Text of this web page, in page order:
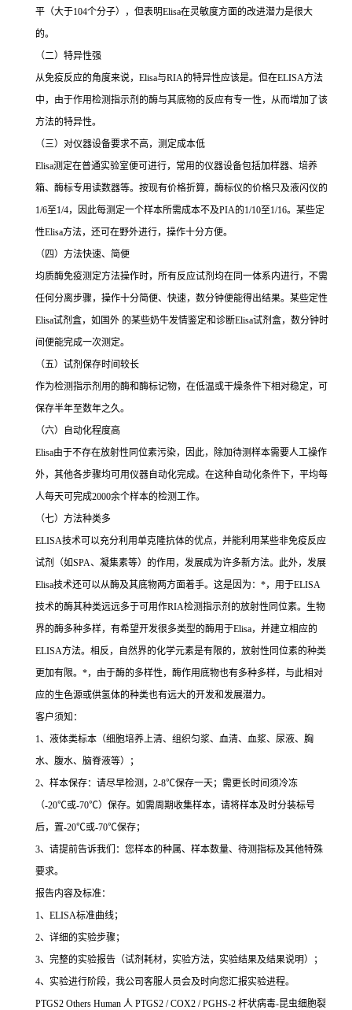
平（大于104个分子），但表明Elisa在灵敏度方面的改进潜力是很大
的。
（二）特异性强
从免疫反应的角度来说， Elisa与RIA的特异性应该是。但在ELISA方法
中，由于作用检测指示剂的酶与其底物的反应有专一性，从而增加了该
方法的特异性。
（三）对仪器设备要求不高，测定成本低
Elisa测定在普通实验室便可进行，常用的仪器设备包括加样器、培养
箱、酶标专用读数器等。按现有价格折算，酶标仪的价格只及液闪仪的
1/6至1/4，因此每测定一个样本所需成本不及PIA的1/10至1/16。某些定
性Elisa方法，还可在野外进行，操作十分方便。
（四）方法快速、简便
均质酶免疫测定方法操作时，所有反应试剂均在同一体系内进行，不需
任何分离步骤，操作十分简便、快速，数分钟便能得出结果。某些定性
Elisa试剂盒，如国外 的某些奶牛发情鉴定和诊断Elisa试剂盒，数分钟时
间便能完成一次测定。
（五）试剂保存时间较长
作为检测指示剂用的酶和酶标记物，在低温或干燥条件下相对稳定，可
保存半年至数年之久。
（六）自动化程度高
Elisa由于不存在放射性同位素污染，因此，除加待测样本需要人工操作
外，其他各步骤均可用仪器自动化完成。在这种自动化条件下，平均每
人每天可完成2000余个样本的检测工作。
（七）方法种类多
ELISA技术可以充分利用单克隆抗体的优点，并能利用某些非免疫反应
试剂（如SPA、凝集素等）的作用，发展成为许多新方法。此外，发展
Elisa技术还可以从酶及其底物两方面着手。这是因为： *，用于ELISA
技术的酶其种类远远多于可用作RIA检测指示剂的放射性同位素。生物
界的酶多种多样，有希望开发很多类型的酶用于Elisa，并建立相应的
ELISA方法。相反，自然界的化学元素是有限的，放射性同位素的种类
更加有限。 *，由于酶的多样性，酶作用底物也有多种多样，与此相对
应的生色源或供氢体的种类也有远大的开发和发展潜力。
客户须知：
1、液体类标本（细胞培养上清、组织匀浆、血清、血浆、尿液、胸
水、腹水、脑脊液等）；
2、样本保存：请尽早检测， 2-8℃保存一天；需更长时间须冷冻
（-20℃或-70℃）保存。如需周期收集样本，请将样本及时分装标号
后，置-20℃或-70℃保存；
3、请提前告诉我们：您样本的种属、样本数量、待测指标及其他特殊
要求。
报告内容及标准：
1、 ELISA标准曲线；
2、详细的实验步骤；
3、完整的实验报告（试剂耗材，实验方法，实验结果及结果说明）；
4、实验进行阶段，我公司客服人员会及时向您汇报实验进程。
PTGS2 Others Human 人 PTGS2 / COX2 / PGHS-2 杆状病毒-昆虫细胞裂